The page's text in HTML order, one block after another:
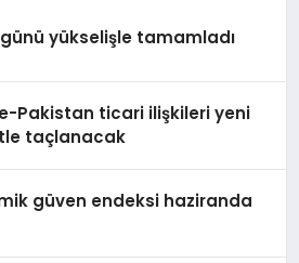
yükselişle tamamladı
Pakistan ticari ilişkileri yeni
taçlanacak
güven endeksi haziranda